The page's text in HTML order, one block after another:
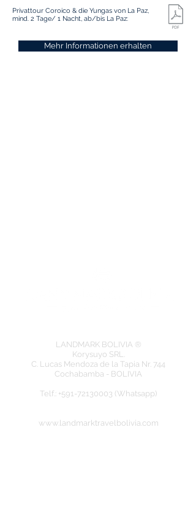
Privattour Coroico & die Yungas von La Paz,
mind. 2 Tage/ 1 Nacht, ab/bis La Paz:
Mehr Informationen erhalten
LANDMARK BOLIVIA ®
Korysuyo SRL.
C. Lucas Mendoza de la Tapia Nr. 744
Cochabamba - BOLIVIA
​Telf.: +591-72130003 (Whatsapp)
www.landmarktravelbolivia.com